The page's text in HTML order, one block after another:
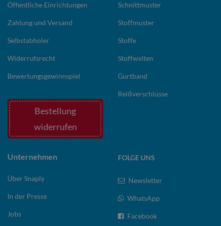
Öffentliche Einrichtungen
Zahlung und Versand
Selbstabholer
Widerrufsrecht
Bewertungsgewinnspiel
Bestellung
widerrufen
Schnittmuster
Stoffmuster
Stoffe
Stoffwelten
Gurtband
Reißverschlüsse
Unternehmen
Über Snaply
In der Presse
Jobs
FOLGE UNS
Newsletter
WhatsApp
Facebook